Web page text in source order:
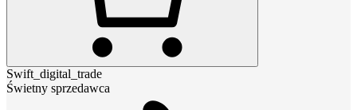
Swift_digital_trade
Świetny sprzedawca